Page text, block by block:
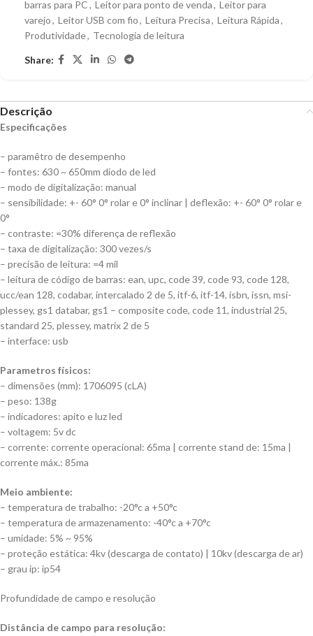
barras para PC, Leitor para ponto de venda, Leitor para
varejo, Leitor USB com fio, Leitura Precisa, Leitura Rápida,
Produtividade, Tecnologia de leitura
Share:
Descrição
Especificações
– paramêtro de desempenho
– fontes: 630 ~ 650mm diodo de led
– modo de digitalização: manual
– sensibilidade: +- 60° 0° rolar e 0° inclinar | deflexão: +- 60° 0° rolar e
0°
– contraste: =30% diferença de reflexão
– taxa de digitalização: 300 vezes/s
– precisão de leitura: =4 mil
– leitura de código de barras: ean, upc, code 39, code 93, code 128,
ucc/ean 128, codabar, intercalado 2 de 5, itf-6, itf-14, isbn, issn, msi-
plessey, gs1 databar, gs1 – composite code, code 11, industrial 25,
standard 25, plessey, matrix 2 de 5
– interface: usb
Parametros físicos:
– dimensões (mm): 1706095 (cLA)
– peso: 138g
– indicadores: apito e luz led
– voltagem: 5v dc
– corrente: corrente operacional: 65ma | corrente stand de: 15ma |
corrente máx.: 85ma
Meio ambiente:
– temperatura de trabalho: -20°c a +50°c
– temperatura de armazenamento: -40°c a +70°c
– umidade: 5% ~ 95%
– proteção estática: 4kv (descarga de contato) | 10kv (descarga de ar)
– grau ip: ip54
Profundidade de campo e resolução
Distância de campo para resolução: